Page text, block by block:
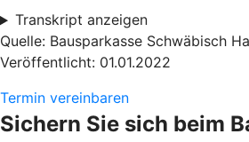
Transkript anzeigen
Quelle: Bausparkasse Schwäbisch
Veröffentlicht: 01.01.2022
Termin vereinbaren
Sichern Sie sich beim